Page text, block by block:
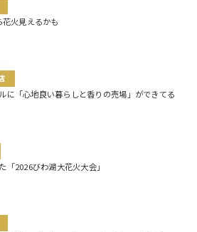
火見えるかも
に「心地良い暮らしと香りの売場」ができてる
「2026びわ湖大花火大会」